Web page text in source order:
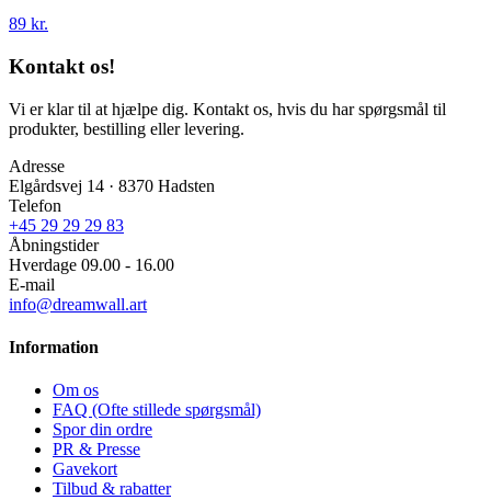
89 kr.
Kontakt os!
Vi er klar til at hjælpe dig. Kontakt os, hvis du har spørgsmål til
produkter, bestilling eller levering.
Adresse
Elgårdsvej 14 · 8370 Hadsten
Telefon
+45 29 29 29 83
Åbningstider
Hverdage 09.00 - 16.00
E-mail
info@dreamwall.art
Information
Om os
FAQ (Ofte stillede spørgsmål)
Spor din ordre
PR & Presse
Gavekort
Tilbud & rabatter